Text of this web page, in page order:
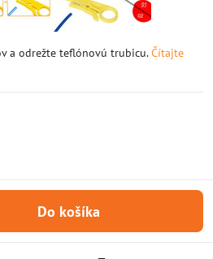
a odrežte teflónovú trubicu.Čítajte
Do košíka